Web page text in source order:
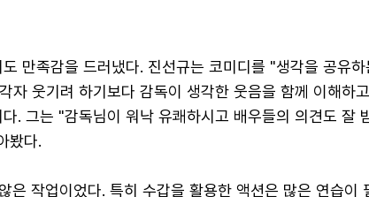
만족감을 드러냈다. 진선규는 코미디를 "생각을 공유
자 웃기려 하기보다 감독이 생각한 웃음을 함께 이해하
. 그는 "감독님이 워낙 유쾌하시고 배우들의 의견도 잘
봤다.
은 작업이었다. 특히 수갑을 활용한 액션은 많은 연습이